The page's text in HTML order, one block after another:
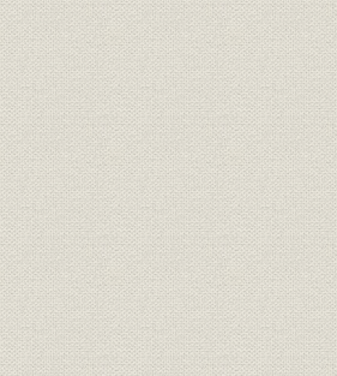
第4節 業容拡大へ前進
第5節 戦時下の苦難
第4章 復興から拡張へ(昭和20年~昭和29年)
第1節 戦後の再出発
第2節 供給体制の整備
第3節 段ボールの需要急増
第4節 設備の近代化と業績の伸長
第5章 成長を続ける(昭和30年~昭和38年)